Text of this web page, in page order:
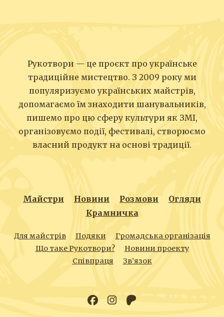
Рукотвори — це проєкт про українське
традиційне мистецтво. З 2009 року ми
популяризуємо українських майстрів,
допомагаємо їм знаходити шанувальників,
пишемо про цю сферу культури як ЗМІ,
організовуємо події, фестивалі, створюємо
власний продукт на основі традиції.
Майстри Новини Розмови
Огляди
Крамничка
Для майстрів Подяки
Громадська організація
Що таке Рукотвори?
Новини проекту
Співпраця
Зв’язок